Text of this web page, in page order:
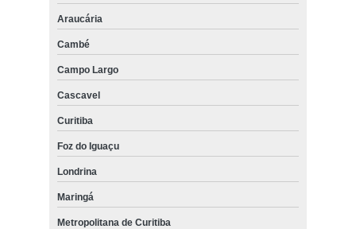
Araucária
Cambé
Campo Largo
Cascavel
Curitiba
Foz do Iguaçu
Londrina
Maringá
Metropolitana de Curitiba